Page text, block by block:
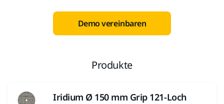
Demo vereinbaren
Produkte
Iridium Ø 150 mm Grip 121-Loch